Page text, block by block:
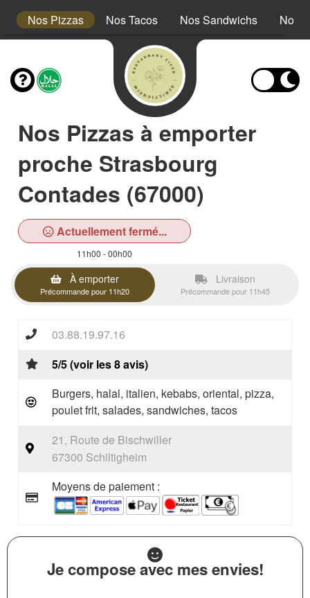
Nos Pizzas Nos Tacos Nos Sandwichs Nos
Nos Pizzas à emporter
proche Strasbourg
Contades (67000)
Actuellement fermé...
11h00 - 00h00
À emporter
Précommande pour 11h20
Livraison
Précommande pour 11h45
03.88.19.97.16
5/5 (voir les 8 avis)
Burgers, halal, italien, kebabs, oriental, pizza,
poulet frit, salades, sandwiches, tacos
21, Route de Bischwiller
67300 Schiltigheim
Moyens de paiement :
Je compose avec mes envies!